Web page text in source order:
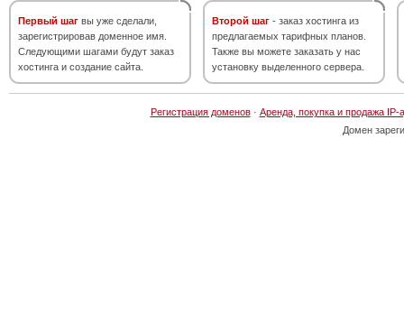
Первый шаг вы уже сделали,
зарегистрировав доменное имя.
Следующими шагами будут заказ
хостинга и создание сайта.
Второй шаг - заказ хостинга из
предлагаемых тарифных планов.
Также вы можете заказать у нас
установку выделенного сервера.
Регистрация доменов· Аренда, покупка и продажа IP-
Домен